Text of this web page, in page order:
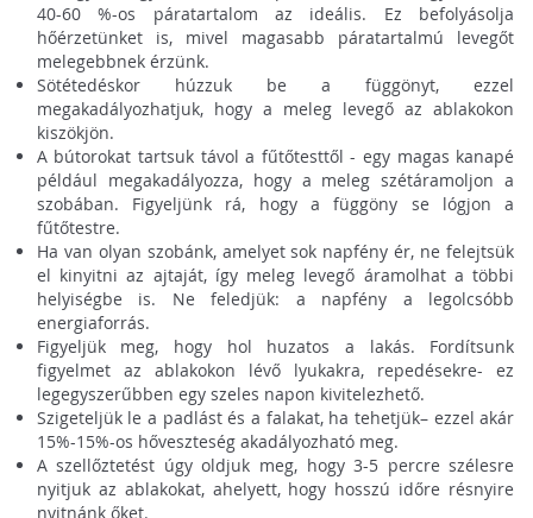
40-60 %-os páratartalom az ideális. Ez befolyásolja
hőérzetünket is, mivel magasabb páratartalmú levegőt
melegebbnek érzünk.
Sötétedéskor húzzuk be a függönyt, ezzel
megakadályozhatjuk, hogy a meleg levegő az ablakokon
kiszökjön.
A bútorokat tartsuk távol a fűtőtesttől - egy magas kanapé
például megakadályozza, hogy a meleg szétáramoljon a
szobában. Figyeljünk rá, hogy a függöny se lógjon a
fűtőtestre.
Ha van olyan szobánk, amelyet sok napfény ér, ne felejtsük
el kinyitni az ajtaját, így meleg levegő áramolhat a többi
helyiségbe is. Ne feledjük: a napfény a legolcsóbb
energiaforrás.
Figyeljük meg, hogy hol huzatos a lakás. Fordítsunk
figyelmet az ablakokon lévő lyukakra, repedésekre- ez
legegyszerűbben egy szeles napon kivitelezhető.
Szigeteljük le a padlást és a falakat, ha tehetjük– ezzel akár
15%-15%-os hőveszteség akadályozható meg.
A szellőztetést úgy oldjuk meg, hogy 3-5 percre szélesre
nyitjuk az ablakokat, ahelyett, hogy hosszú időre résnyire
nyitnánk őket.